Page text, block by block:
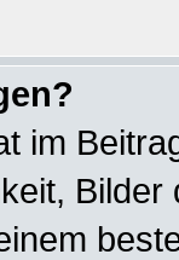
im